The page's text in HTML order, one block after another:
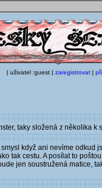
| uživatel :guest | zaregistrovat |
taky složená z několika k
když ani nevíme odkud
tak cestu. A posílat to
jen soustružená matice,